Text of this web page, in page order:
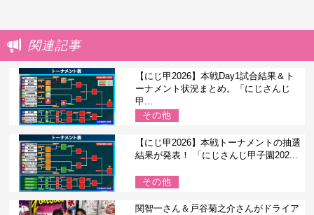
関連記事
【にじ甲2026】本戦Day1試合結果＆ト
ーナメント状況まとめ。「にじさんじ
甲...
その他
【にじ甲2026】本戦トーナメントの抽選
結果が発表！ 「にじさんじ甲子園202...
その他
関智一さん＆戸谷菊之介さんがドライア